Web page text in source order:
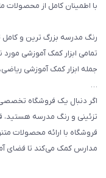
سایر محصولات
با اطمینان کامل از محصولات
رنگ مدرسه بزرگ ترین و کامل
تمامی ابزار کمک آموزشی مورد
جمله ابزار کمک آموزشی
…
اگر دنبال یک فروشگاه
تزئینی و رنگ مدرسه
فروشگاه با ارائه محصولات
مدارس کمک می‌کند تا فضای